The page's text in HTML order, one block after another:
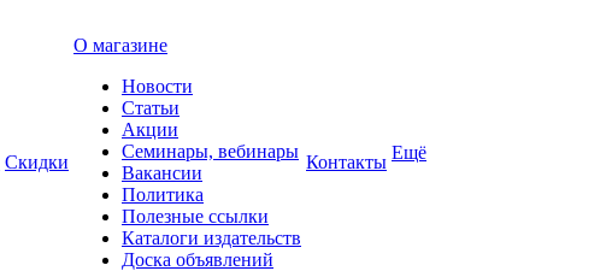
Скидки
О магазине
Новости
Статьи
Акции
Семинары, вебинары
Вакансии
Политика
Полезные ссылки
Каталоги издательств
Доска объявлений
Контакты Ещё